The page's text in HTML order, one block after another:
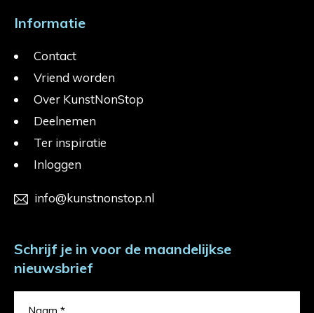
Informatie
Contact
Vriend worden
Over KunstNonStop
Deelnemen
Ter inspiratie
Inloggen
info@kunstnonstop.nl
Schrijf je in voor de maandelijkse
nieuwsbrief